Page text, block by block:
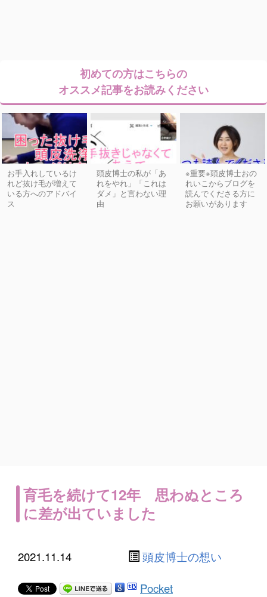
初めての方はこちらの
オススメ記事をお読みください
お手入れしているけ
れど抜け毛が増えて
いる方へのアドバイ
ス
頭皮博士の私が「あ
れをやれ」「これは
ダメ」と言わない理
由
※重要※頭皮博士おの
れいこからブログを
読んでくださる方に
お願いがあります
育毛を続けて12年 思わぬところ
に差が出ていました
2021.11.14 頭皮博士の想い
Pocket